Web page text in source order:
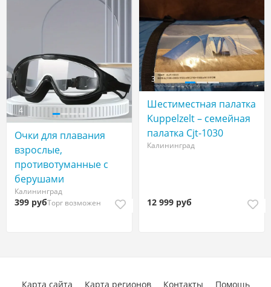
4
Очки для плавания
взрослые,
противотуманные с
берушами
Калининград
399 рубТорг возможен
3
Шестиместная палатка
Kuppelzelt – семейная
палатка Cjt-1030
Калининград
12 999 руб
Карта сайта Карта регионов Контакты Помощь